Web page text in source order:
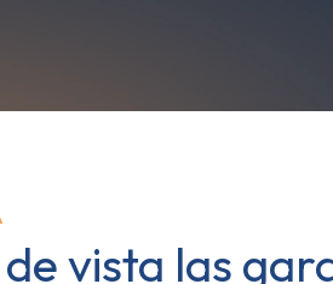
vista las